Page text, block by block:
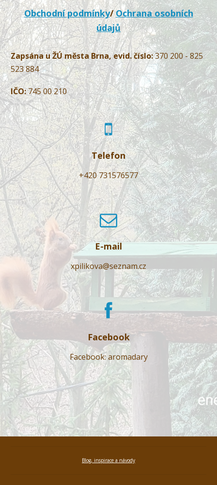
Obchodní podmínky/Ochrana osobních
údajů
Zapsána u ŽÚ města Brna, evid. číslo:370 200 - 825
523 884
IČO:745 00 210
Telefon
+420 731576577
E-mail
xpilikova@seznam.cz
Facebook
Facebook: aromadary
Blog, inspirace a návody